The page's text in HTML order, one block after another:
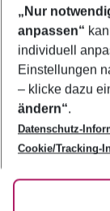
Footer
Footer
Über uns
AGB
Bestpreisgarantie
Cookie-
Cookie-
Barrierefreies
FAQ
HanseMerkur
Folge uns
„Nur
anpassen“
individuell
Einstellungen
– klicke dazu
ändern“.
Datenschutz-
Cookie/Tracking-